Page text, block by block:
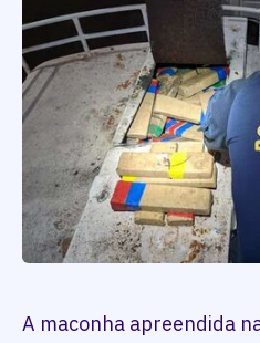
A maconha apreendida